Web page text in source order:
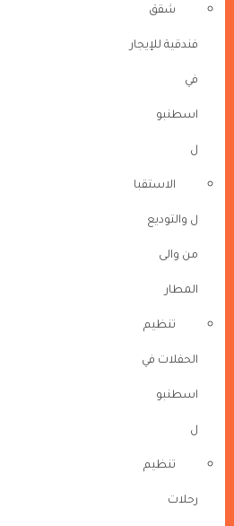
شقق
فندقية للإيجار
في
اسطنبو
ل
الاستقبا
ل والتوديع
من والى
المطار
تنظيم
الحفلات في
اسطنبو
ل
تنظيم
رحلات